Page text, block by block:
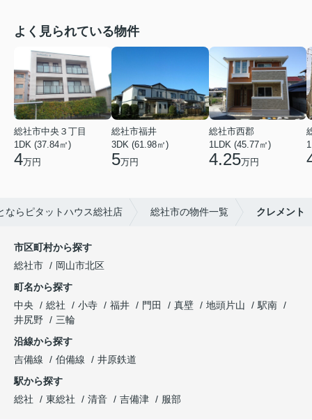
よく見られている物件
総社市中央３丁目
1DK (37.84㎡)
4万円
総社市福井
3DK (61.98㎡)
5万円
総社市西郡
1LDK (45.77㎡)
4.25万円
ならピタットハウス総社店 総社市の物件一覧 クレメント
市区町村から探す
総社市
岡山市北区
町名から探す
中央
総社 小寺 福井 門田 真壁 地頭片山
駅南
井尻野
三輪
沿線から探す
吉備線
伯備線
井原鉄道
駅から探す
総社
東総社 清音 吉備津 服部